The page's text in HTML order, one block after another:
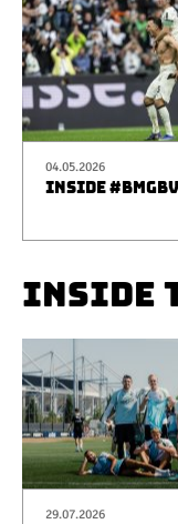
04.05.2026
INSIDE
INSIDE
29.07.2026